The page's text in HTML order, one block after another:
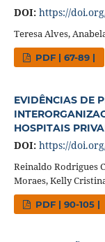
DOI: https://
Teresa Alves,
PDF | 67-89 |
EVIDÊNCIAS DE
HOSPITAIS
DOI: https://
Reinaldo Rodrigues
Moraes, Kelly
PDF | 90-105 |